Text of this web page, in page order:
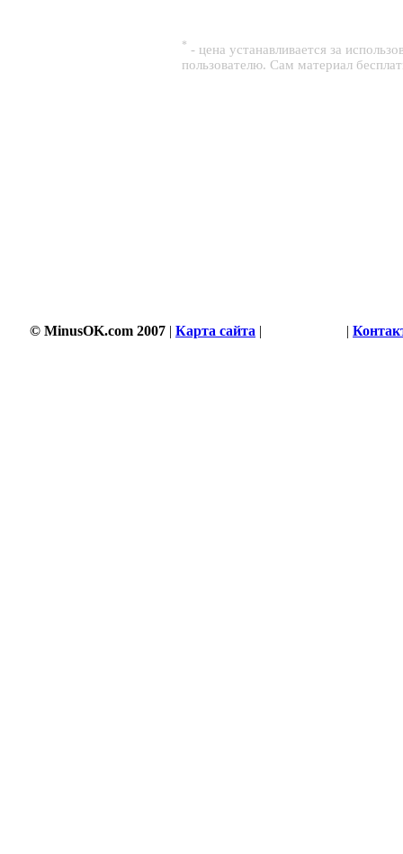
* - цена устанавливается за
пользователю. Сам материал
© MinusOK.com 2007 | Карта сайта | |